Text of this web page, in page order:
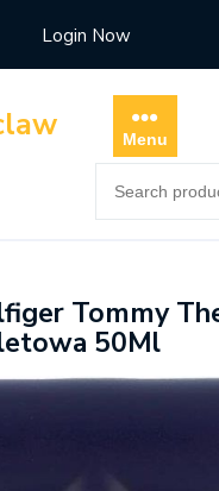
Login Now
Menu
for:
Tommy
50Ml